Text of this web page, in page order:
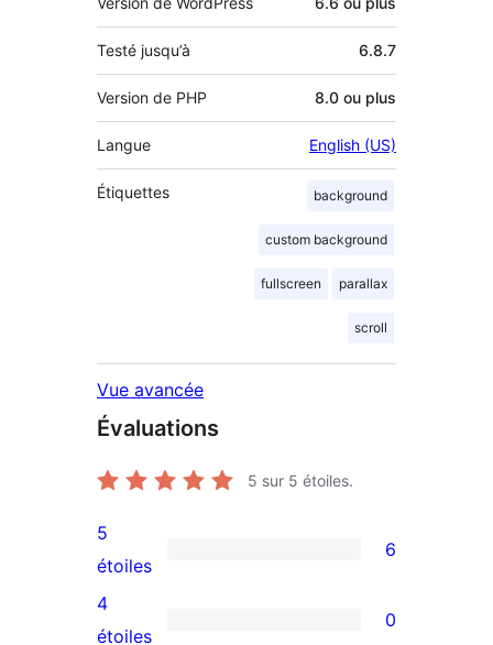
Testé jusqu’à 6.8.7
Version de PHP 8.0 ou plus
Langue English (US)
Étiquettes background
custom background
fullscreen parallax
scroll
Vue avancée
Évaluations
5 sur 5 étoiles.
6
avis
à
5
étoiles
6
0
4
étoiles
0